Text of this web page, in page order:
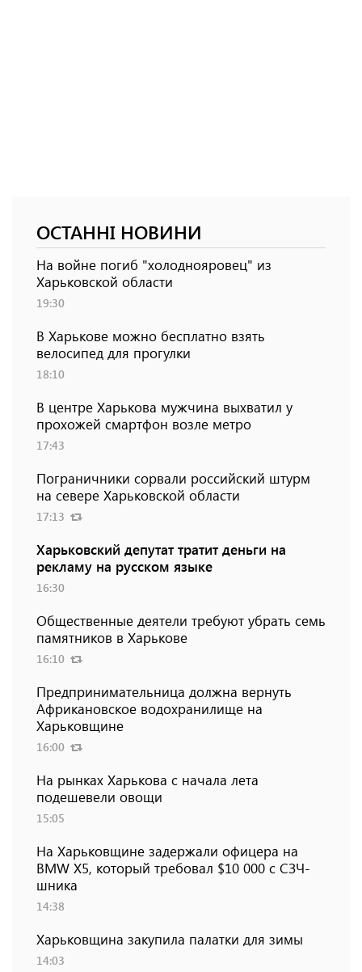
ОСТАННІ НОВИНИ
На войне погиб "холоднояровец" из
Харьковской области
19:30
В Харькове можно бесплатно взять
велосипед для прогулки
18:10
В центре Харькова мужчина выхватил у
прохожей смартфон возле метро
17:43
Пограничники сорвали российский штурм
на севере Харьковской области
17:13
Харьковский депутат тратит деньги на
рекламу на русском языке
16:30
Общественные деятели требуют убрать семь
памятников в Харькове
16:10
Предпринимательница должна вернуть
Африкановское водохранилище на
Харьковщине
16:00
На рынках Харькова с начала лета
подешевели овощи
15:05
На Харьковщине задержали офицера на
BMW Х5, который требовал $10 000 с СЗЧ-
шника
14:38
Харьковщина закупила палатки для зимы
14:03